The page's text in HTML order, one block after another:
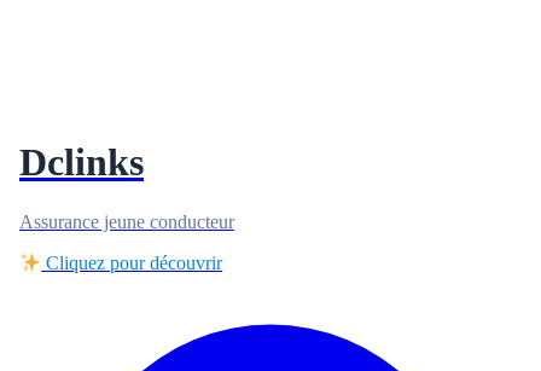
Dclinks
Assurance jeune conducteur
Cliquez pour découvrir